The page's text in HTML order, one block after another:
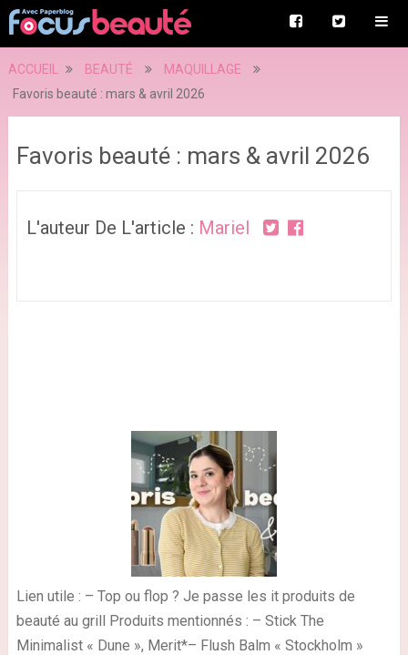
ACCUEIL BEAUTÉ
MAQUILLAGE
Favoris beauté : mars & avril 2026
Favoris beauté : mars & avril 2026
L'auteur De L'article : Mariel
Lien utile : – Top ou flop ? Je passe les it produits de
beauté au grill Produits mentionnés : – Stick The
Minimalist « Dune », Merit*– Flush Balm « Stockholm »